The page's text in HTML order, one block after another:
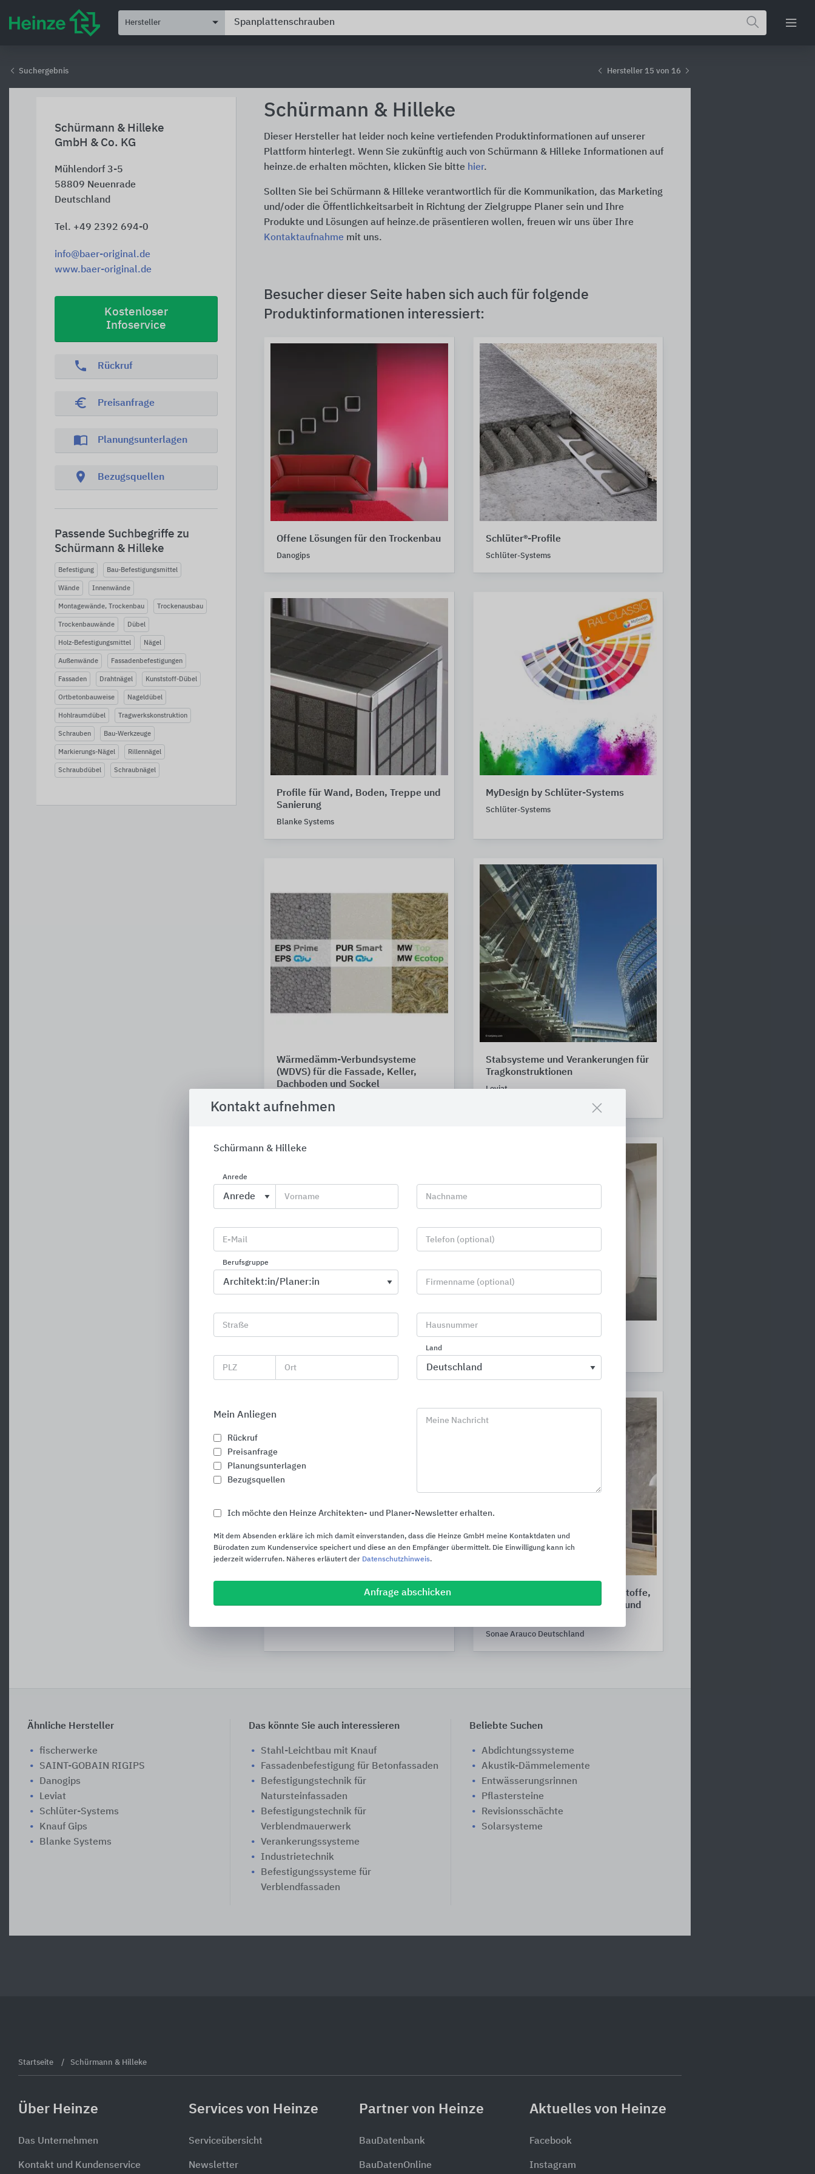
Hersteller
Suchergebnis Hersteller 15 von 16
Schürmann & Hilleke
GmbH & Co. KG
Mühlendorf 3-5
58809 Neuenrade
Deutschland
Tel. +49 2392 694-0
info@baer-original.de
www.baer-original.de
Kostenloser
Infoservice
phone Rückruf
euro_symbol Preisanfrage
import_contacts Planungsunterlagen
location_on Bezugsquellen
Passende Suchbegriffe zu
Schürmann & Hilleke
Befestigung Bau-Befestigungsmittel
Wände Innenwände
Montagewände, Trockenbau Trockenausbau
Trockenbauwände Dübel
Holz-Befestigungsmittel Nägel
Außenwände Fassadenbefestigungen
Fassaden Drahtnägel Kunststoff-Dübel
Ortbetonbauweise Nageldübel
Hohlraumdübel Tragwerkskonstruktion
Schrauben Bau-Werkzeuge
Markierungs-Nägel Rillennägel
Schraubdübel Schraubnägel
Schürmann & Hilleke
Dieser Hersteller hat leider noch keine vertiefenden Produktinformationen auf unserer
Plattform hinterlegt. Wenn Sie zukünftig auch von Schürmann & Hilleke Informationen auf
heinze.de erhalten möchten, klicken Sie bitte hier.
Sollten Sie bei Schürmann & Hilleke verantwortlich für die Kommunikation, das Marketing
und/oder die Öffentlichkeitsarbeit in Richtung der Zielgruppe Planer sein und Ihre
Produkte und Lösungen auf heinze.de präsentieren wollen, freuen wir uns über Ihre
Kontaktaufnahme mit uns.
Besucher dieser Seite haben sich auch für folgende
Produktinformationen interessiert:
Offene Lösungen für den Trockenbau
Danogips
Schlüter®-Profile
Schlüter-Systems
Profile für Wand, Boden, Treppe und
Sanierung
Blanke Systems
MyDesign by Schlüter-Systems
Schlüter-Systems
Wärmedämm-Verbundsysteme
(WDVS) für die Fassade, Keller,
Dachboden und Sockel
Brillux
Stabsysteme und Verankerungen für
Tragkonstruktionen
Leviat
Fassadenbefestigungen
Leviat
Stahlleichtbau
Protektorwerk Florenz Maisch
Fassade: Vormauerziegel und
Klinker
Holzwerkstoffplatten, Schichtstoffe,
Holzfaserdämmplatten, DWD- und
Sonae Arauco Deutschland
Ähnliche Hersteller
fischerwerke
SAINT-GOBAIN RIGIPS
Danogips
Leviat
Schlüter-Systems
Knauf Gips
Blanke Systems
Das könnte Sie auch interessieren
Stahl-Leichtbau mit Knauf
Fassadenbefestigung für Betonfassaden
Befestigungstechnik für
Natursteinfassaden
Befestigungstechnik für
Verblendmauerwerk
Verankerungssysteme
Industrietechnik
Befestigungssysteme für
Verblendfassaden
Beliebte Suchen
Abdichtungssysteme
Akustik-Dämmelemente
Entwässerungsrinnen
Pflastersteine
Revisionsschächte
Solarsysteme
Kontakt aufnehmen
Schürmann & Hilleke
Anrede
Vorname Nachname
E-Mail Telefon (optional)
Berufsgruppe
Firmenname (optional)
Straße Hausnummer
PLZ Ort
Land
Mein Anliegen
Rückruf
Preisanfrage
Planungsunterlagen
Bezugsquellen
Meine Nachricht
Ich möchte den Heinze Architekten- und Planer-Newsletter erhalten.
Mit dem Absenden erkläre ich mich damit einverstanden, dass die Heinze GmbH meine Kontaktdaten und
Bürodaten zum Kundenservice speichert und diese an den Empfänger übermittelt. Die Einwilligung kann ich
jederzeit widerrufen. Näheres erläutert der Datenschutzhinweis.
Anfrage abschicken
Startseite Schürmann & Hilleke
Über Heinze
Das Unternehmen
Kontakt und Kundenservice
Services von Heinze
Serviceübersicht
Newsletter
Partner von Heinze
BauDatenbank
BauDatenOnline
Aktuelles von Heinze
Facebook
Instagram